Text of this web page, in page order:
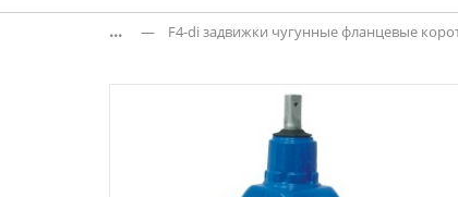
... — F4-di задвижки чугунные фланцевые